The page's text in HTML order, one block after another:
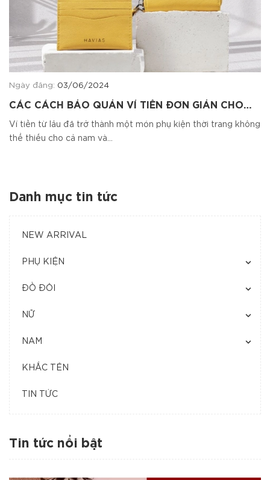
Ngày đăng: 03/06/2024
CÁC CÁCH BẢO QUẢN VÍ TIỀN ĐƠN GIẢN CHO
NAM NỮ
Ví tiền từ lâu đã trở thành một món phụ kiện thời trang không
thể thiếu cho cả nam và...
Danh mục tin tức
NEW ARRIVAL
PHỤ KIỆN
ĐỒ ĐÔI
NỮ
NAM
KHẮC TÊN
TIN TỨC
Tin tức nổi bật